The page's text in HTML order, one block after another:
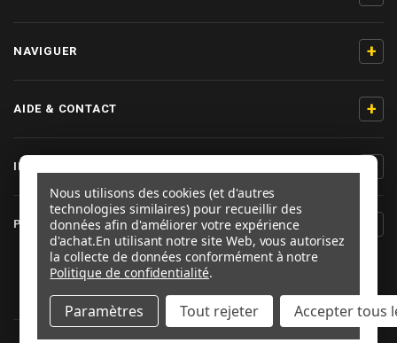
NAVIGUER +
AIDE & CONTACT +
INFORMATIONS PRODUIT
PRO-BOLT FRANCE
SUIVEZ-NOUS
Nous utilisons des cookies (et d'autres
technologies similaires) pour recueillir des
données afin d'améliorer votre expérience
d'achat.En utilisant notre site Web, vous autorisez
la collecte de données conformément à notre
Politique de confidentialité.
Paramètres Tout rejeter Accepter tous